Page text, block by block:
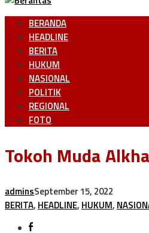
BERANDA
HEADLINE
BERITA
HUKUM
NASIONAL
POLITIK
REGIONAL
FOTO
Tokoh Muda
adminsSeptember 15, 2022
BERITA, HEADLINE, HUKUM,